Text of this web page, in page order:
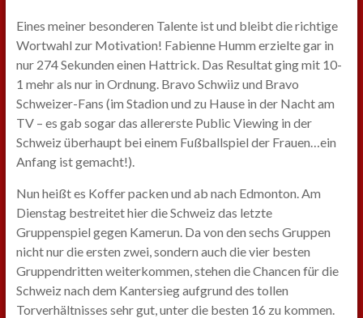
Eines meiner besonderen Talente ist und bleibt die richtige
Wortwahl zur Motivation! Fabienne Humm erzielte gar in
nur 274 Sekunden einen Hattrick. Das Resultat ging mit 10-
1 mehr als nur in Ordnung. Bravo Schwiiz und Bravo
Schweizer-Fans (im Stadion und zu Hause in der Nacht am
TV – es gab sogar das allererste Public Viewing in der
Schweiz überhaupt bei einem Fußballspiel der Frauen…ein
Anfang ist gemacht!).
Nun heißt es Koffer packen und ab nach Edmonton. Am
Dienstag bestreitet hier die Schweiz das letzte
Gruppenspiel gegen Kamerun. Da von den sechs Gruppen
nicht nur die ersten zwei, sondern auch die vier besten
Gruppendritten weiterkommen, stehen die Chancen für die
Schweiz nach dem Kantersieg aufgrund des tollen
Torverhältnisses sehr gut, unter die besten 16 zu kommen.